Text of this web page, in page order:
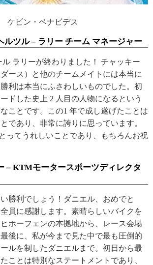
ケビン・ベナビデス
ルツル – ラリー チーム マネージャー
ル ラリーが終わりました！ チャッキー
ダース）と他のチームメイトには本当に
利は本当にふさわしいものでした。初
ドした史上 2 人目の人物になるという
ことです。この1 年で成し遂げたことは
であり、非常に誇りに思っています。
ってうれしいことであり、もちろんお祝
– KTMモータースポーツディレクタ
い勝利でしょう！ダニエル、おめでと
員に感謝します。素晴らしいバイクを
ホーフェンの本拠地から、レース会場
後に、私が今まで見た中で最も圧倒的
ルを制したダニエルまで。初日から最
ことは特別なステートメントであり、